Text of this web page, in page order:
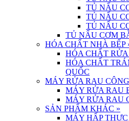
TỦ NẤU
TỦ NẤU
TỦ NẤU
TỦ NẤU CƠM
HÓA CHẤT NHÀ BẾP
HÓA CHẤT
HÓA CHẤT
QUỐC
MÁY RỬA RAU
MÁY RỬA RAU
MÁY RỬA RAU
SẢN PHẨM KHÁC »
MÁY HẤP